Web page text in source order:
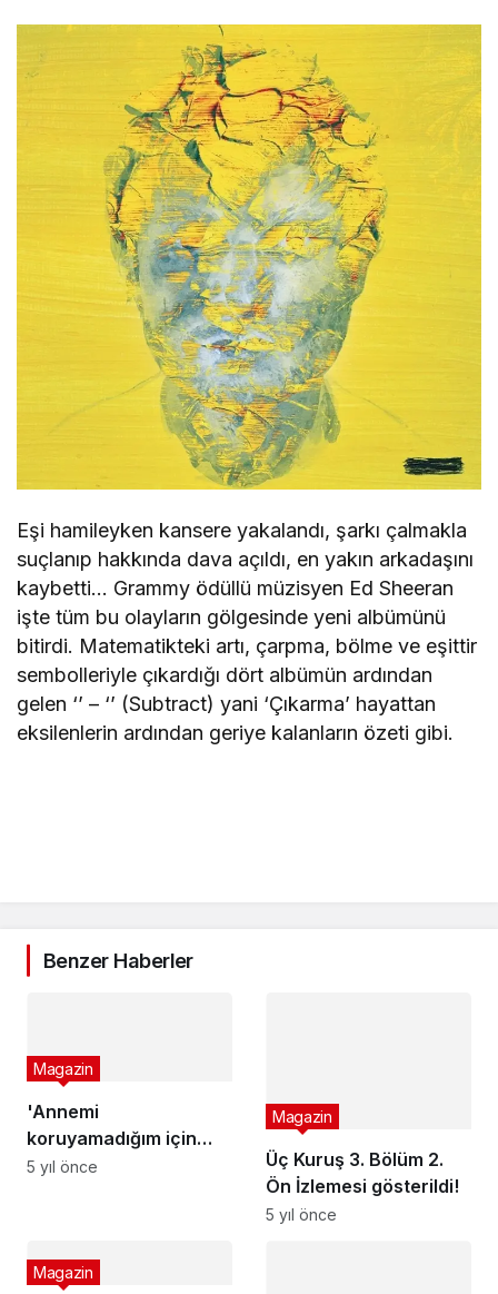
Eşi hamileyken kansere yakalandı, şarkı çalmakla
suçlanıp hakkında dava açıldı, en yakın arkadaşını
kaybetti… Grammy ödüllü müzisyen Ed Sheeran
işte tüm bu olayların gölgesinde yeni albümünü
bitirdi. Matematikteki artı, çarpma, bölme ve eşittir
sembolleriyle çıkardığı dört albümün ardından
gelen ‘’ – ‘’ (Subtract) yani ‘Çıkarma’ hayattan
eksilenlerin ardından geriye kalanların özeti gibi.
Benzer Haberler
'Annemi
koruyamadığım için
suçlu hissediyorum!'
Magazin
5 yıl önce
Ön İzlemesi gösterildi!
Aleyna Tilki: Kuliste